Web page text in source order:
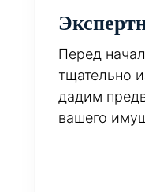
Перед
тщательно
дадим
вашего